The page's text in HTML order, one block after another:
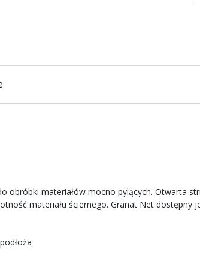
materiałów mocno pylących. Otwarta
materiału ściernego. Granat Net dostępny